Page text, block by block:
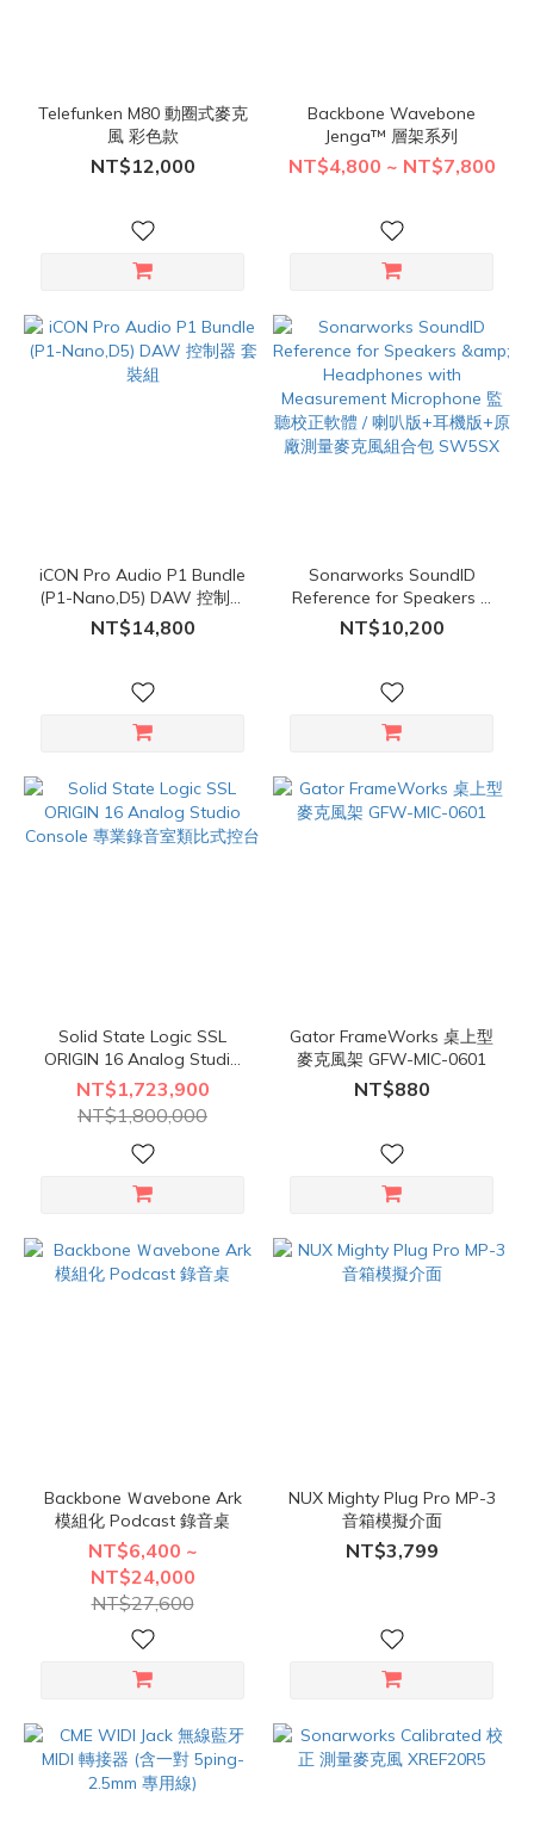
Telefunken M80 動圈式麥克
風 彩色款
NT$12,000
Backbone Wavebone
Jenga™ 層架系列
NT$4,800 ~ NT$7,800
iCON Pro Audio P1 Bundle
(P1-Nano,D5) DAW 控制器
套裝組
NT$14,800
Sonarworks SoundID
Reference for Speakers &
Headphones with
Measurement Microphone
版+原廠測量麥克風組合包
NT$10,200
Solid State Logic SSL
ORIGIN 16 Analog Studio
Console 專業錄音室類比式
控台
NT$1,723,900
NT$1,800,000
Gator FrameWorks 桌上型
麥克風架 GFW-MIC-0601
NT$880
Backbone Ｗavebone Ark
模組化 Podcast 錄音桌
NT$6,400 ~
NT$24,000
NT$27,600
NUX Mighty Plug Pro MP-3
音箱模擬介面
NT$3,799